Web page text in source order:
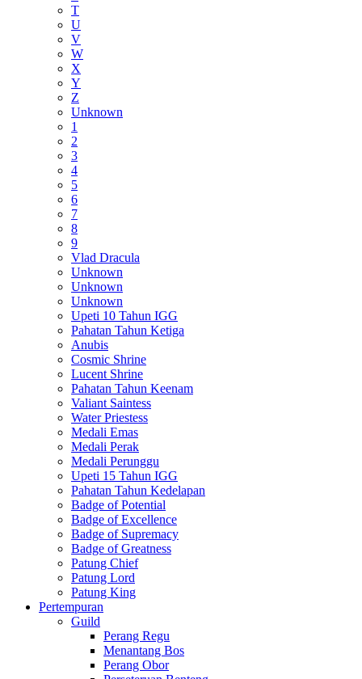
T
U
V
W
X
Y
Z
Unknown
1
2
3
4
5
6
7
8
9
Vlad Dracula
Unknown
Unknown
Unknown
Upeti 10 Tahun IGG
Pahatan Tahun Ketiga
Anubis
Cosmic Shrine
Lucent Shrine
Pahatan Tahun Keenam
Valiant Saintess
Water Priestess
Medali Emas
Medali Perak
Medali Perunggu
Upeti 15 Tahun IGG
Pahatan Tahun Kedelapan
Badge of Potential
Badge of Excellence
Badge of Supremacy
Badge of Greatness
Patung Chief
Patung Lord
Patung King
Pertempuran
Guild
Perang Regu
Menantang Bos
Perang Obor